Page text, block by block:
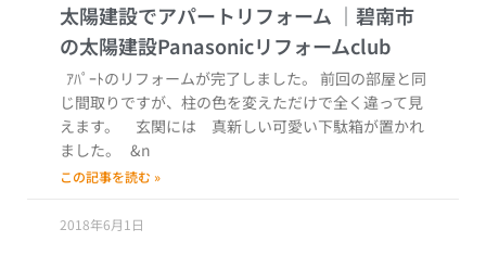
太陽建設でアパートリフォーム
ｱﾊﾟｰﾄのリフォームが完了しました。 前回の部屋と同
じ間取りですが、柱の色を変えただけで全く違って見
えます。 玄関には 真新しい可愛い下駄箱が置かれ
ました。 &n
この記事を読む »
2018年6月1日